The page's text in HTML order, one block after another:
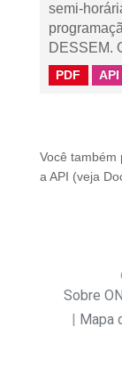
semi-
DESSEM.
PDF API
Você também
a API (veja
Sobre
Mapa